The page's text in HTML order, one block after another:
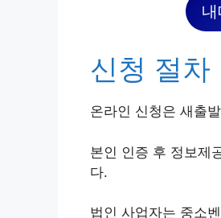
신청 절차
온라인 신청은 새출
본인 인증 후 정보제
다.
법인 사업자는 중소